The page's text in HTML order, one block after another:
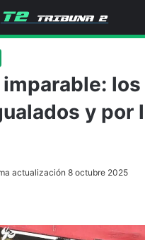
los
y por
actualización 8 octubre 2025